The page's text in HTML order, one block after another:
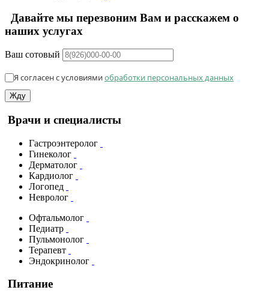
Давайте мы перезвоним Вам и расскажем о
наших услугах
Ваш сотовый
Я согласен с условиямиобработки персональных данных
Жду
Врачи и специалисты
Гастроэнтеролог
Гинеколог
Дерматолог
Кардиолог
Логопед
Невролог
Офтальмолог
Педиатр
Пульмонолог
Терапевт
Эндокринолог
Питание